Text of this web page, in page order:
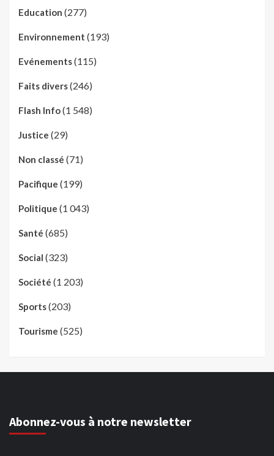
Education (277)
Environnement (193)
Evénements(115)
Faits divers(246)
Flash Info(1 548)
Justice (29)
Non classé (71)
Pacifique (199)
Politique (1 043)
Santé (685)
Social (323)
Société (1 203)
Sports(203)
Tourisme (525)
Abonnez-vous à notre newsletter